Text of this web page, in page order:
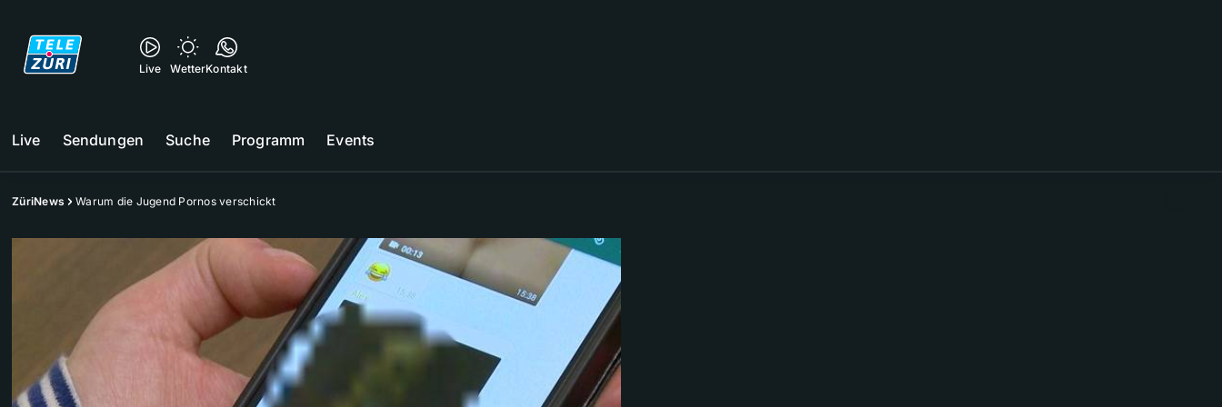
Live WetterKontakt
Live Sendungen Suche Programm Events
ZüriNews Warum die Jugend Pornos verschickt